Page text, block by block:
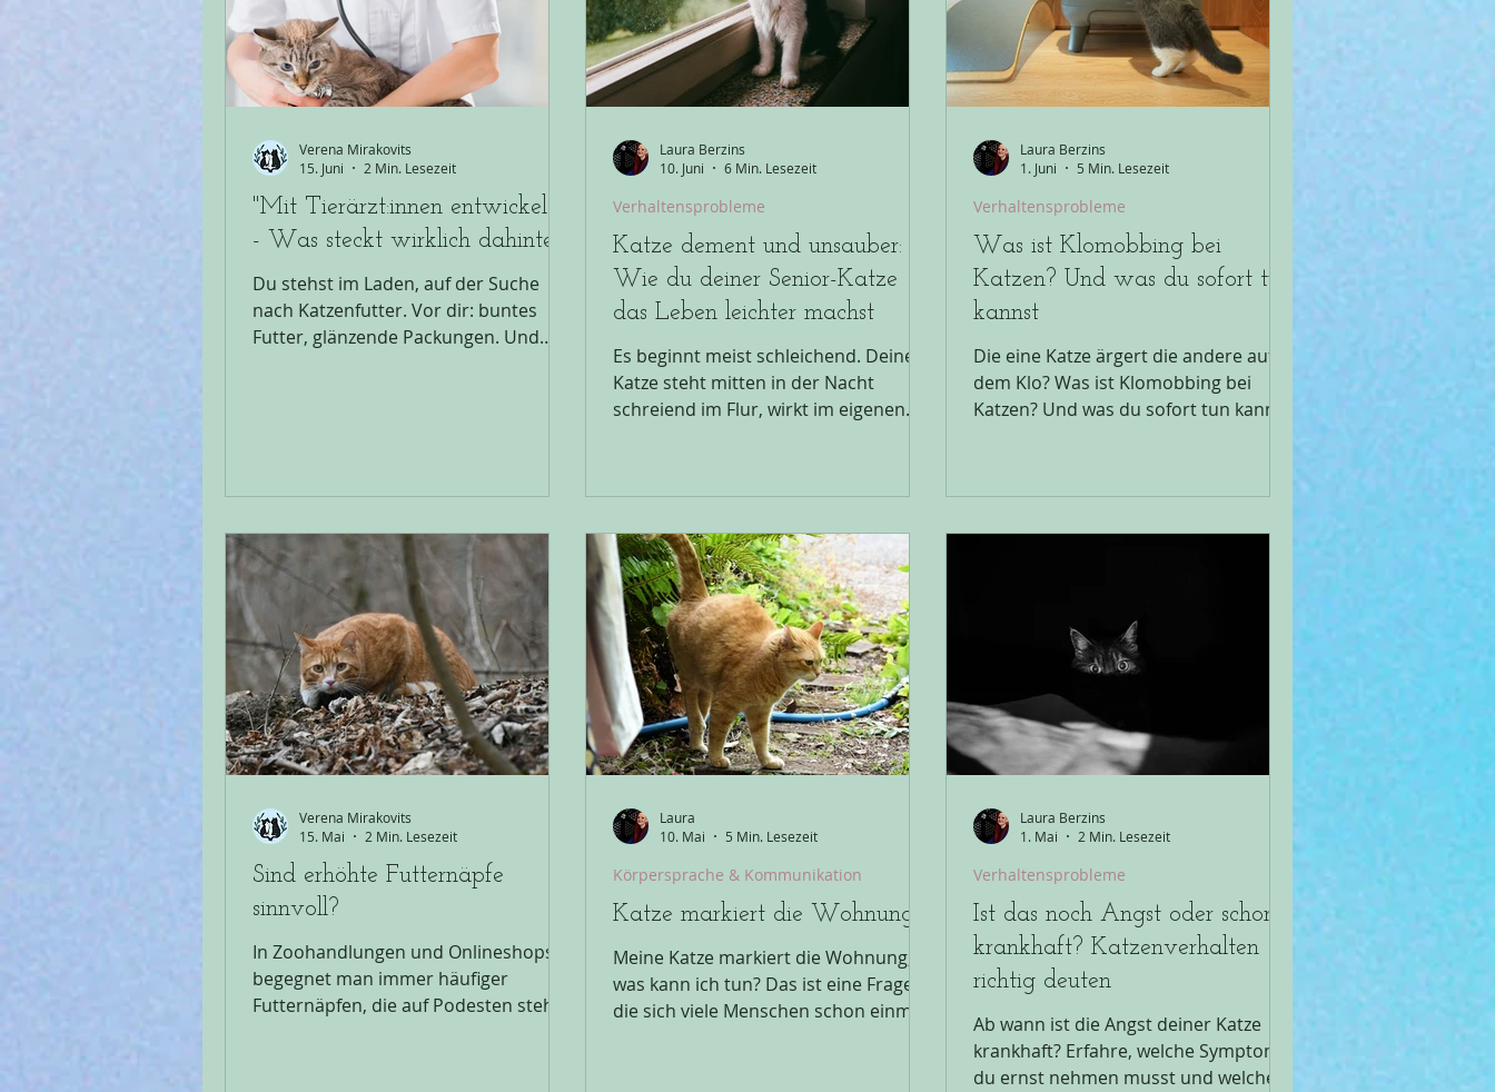
Katzentransportbox für deine
individuellen Katzen zu wählen. Viele
Halter:innen greifen
auf ein Minimum reduzierst. Genau
hier müssen wir ansetzen. Hey,
nicht. Sie versucht ihr System am
laufen zu erhalten. A
"Mit Tierärzt:innen entwickelt"
- Was steckt wirklich dahinter?
Du stehst im Laden, auf der Suche
nach Katzenfutter. Vor dir: buntes
Futter, glänzende Packungen. Und
medizinischem Fachwissen genau
konzipiert hat. Aber was bedeutet das
eigentlich wirklich? Keine geschützten
Begriffe Der wichtigste Punkt vorab:
Weder "Mit Tierärzt:innen entwickelt"
no
Verena Mirakovits
15. Juni
2 Min. Lesezeit
Katze dement und unsauber:
Wie du deiner Senior-Katze
das Leben leichter machst
Es beginnt meist schleichend. Deine
Katze steht mitten in der Nacht
schreiend im Flur, wirkt im eigenen
dann passiert es, dass, was dich an
Sofa, der Teppich ist nass. Wenn deine
Katze dement und unsauber wird
bricht euer gewohntes System, dass
vermutlich jahrelang funktionierte,
zusammen. Du weißt, dein Tier ist alt,
doch der Schlafmangel, der Stress,
der Uringeruch g
Verhaltensprobleme
Laura Berzins
10. Juni
6 Min. Lesezeit
Was ist Klomobbing bei
Katzen? Und was du sofort tun
kannst
Die eine Katze ärgert die andere auf
dem Klo? Was ist Klomobbing bei
Katzen? Und was du sofort tun kannst,
(Katzenverhaltensberaterin und
erkennen ist und wie man effektiv
dagegen steuern kann. Denn klar ist:
Klomobbing führt häufig zu
Unsauberkeit bei Katzen. Also dem
Pinkeln und Koten
Verhaltensprobleme
Laura Berzins
1. Juni
5 Min. Lesezeit
Sind erhöhte Futternäpfe
sinnvoll?
In Zoohandlungen und Onlineshops
begegnet man immer häufiger
Futternäpfen, die auf Podesten stehen
Verena Mirakovits
15. Mai
2 Min. Lesezeit
Katze markiert die Wohnung
Meine Katze markiert die Wohnung,
was kann ich tun? Das ist eine Frage,
die sich viele Menschen schon einmal
Körpersprache & Kommunikation
Laura
10. Mai
5 Min. Lesezeit
Ist das noch Angst oder schon
krankhaft? Katzenverhalten
richtig deuten
Ab wann ist die Angst deiner Katze
krankhaft? Erfahre, welche Symptome
du ernst nehmen musst und welche 5
Verhaltensprobleme
Laura Berzins
1. Mai
2 Min. Lesezeit